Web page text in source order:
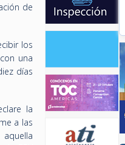
de
los
una
días
la
a las